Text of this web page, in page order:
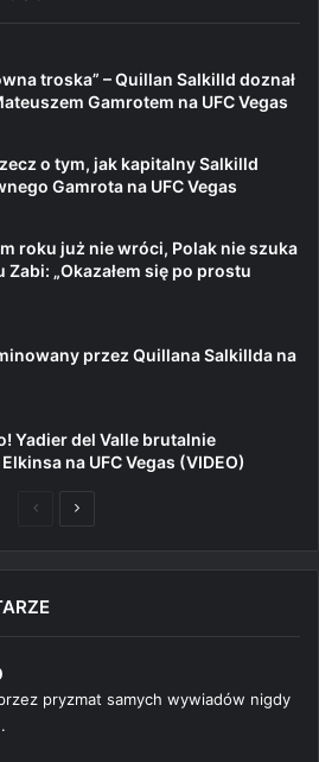
troska” – Quillan Salkilld doznał
Gamrotem na UFC Vegas
o tym, jak kapitalny Salkilld
Gamrota na UFC Vegas
roku już nie wróci, Polak nie szuka
„Okazałem się po prostu
przez Quillana Salkillda na
Yadier del Valle brutalnie
na UFC Vegas (VIDEO)
PoprzedniaNastępna
pryzmat samych wywiadów nigdy